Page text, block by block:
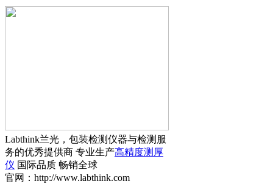
Labthink兰光，包装检测仪器与检测服
务的优秀提供商 专业生产高精度测厚
仪 国际品质 畅销全球
官网：http://www.labthink.com